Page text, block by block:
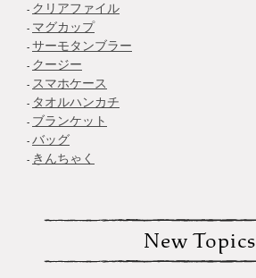
クリアファイル
マグカップ
サーモタンブラー
クージー
スマホケース
タオルハンカチ
ブランケット
バッグ
きんちゃく
New Topics